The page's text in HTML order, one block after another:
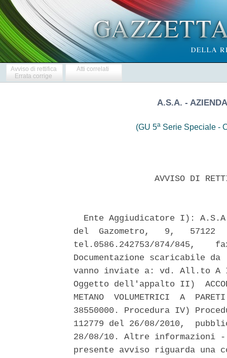
Avviso di rettifica
Errata corrige
Atti correlati
A.S.A. -
(GU 5a Serie Speciale -
AVVISO DI
Ente Aggiudicatore I):
del  Gazometro,   9,
tel.0586.242753/874/845,
Documentazione scaricabile
vanno inviate a: vd. All.to
Oggetto dell'appalto II)
METANO  VOLUMETRICI  A
38550000. Procedura IV)
112779 del 26/08/2010,
28/08/10. Altre informazioni
presente avviso riguarda una